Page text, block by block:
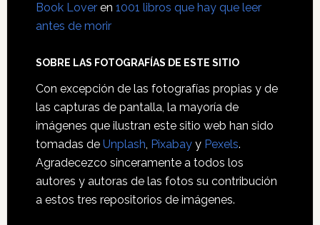
Book Loveren 1001 libros que hay que leer
antes de morir
SOBRE LAS FOTOGRAFÍAS DE ESTE SITIO
Con excepción de las fotografías propias y de
las capturas de pantalla, la mayoría de
imágenes que ilustran este sitio web han sido
tomadas de Unplash, Pixabayy Pexels.
Agradecezco sinceramente a todos los
autores y autoras de las fotos su contribución
a estos tres repositorios de imágenes.